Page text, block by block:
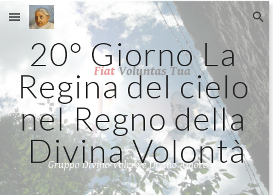
Skip to main content Skip to navigation
20° Giorno La
Regina del cielo
nel Regno della
Divina Volontà